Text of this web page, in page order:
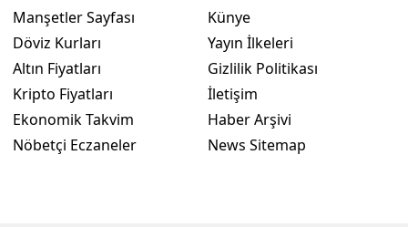
Manşetler Sayfası
Döviz Kurları
Altın Fiyatları
Kripto Fiyatları
Ekonomik Takvim
Nöbetçi Eczaneler
Künye
Yayın İlkeleri
Gizlilik Politikası
İletişim
Haber Arşivi
News Sitemap